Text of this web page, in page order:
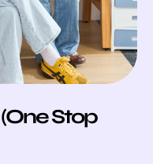
(One Stop